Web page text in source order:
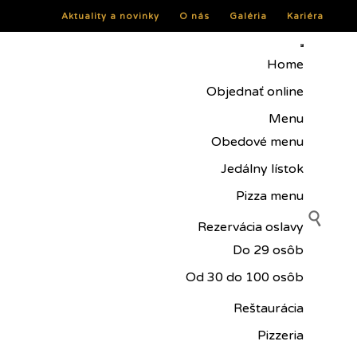
Aktuality a novinky O nás Galéria Kariéra
Skip
Home
Objednať online
Menu
Obedové menu
Jedálny lístok
Pizza menu
Rezervácia oslavy
Do 29 osôb
Od 30 do 100 osôb
Reštaurácia
Pizzeria
